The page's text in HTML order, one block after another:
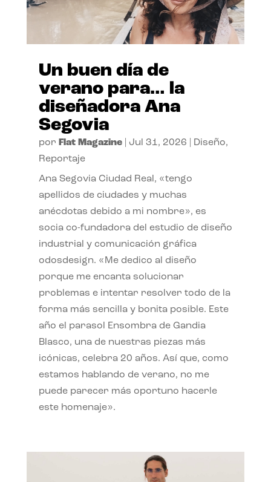
Un buen día de
verano para… la
diseñadora Ana
Segovia
por Flat Magazine| Jul 31, 2026 Diseño,
Reportaje
Ana Segovia Ciudad Real, «tengo
apellidos de ciudades y muchas
anécdotas debido a mi nombre», es
socia co-fundadora del estudio de diseño
industrial y comunicación gráfica
odosdesign. «Me dedico al diseño
porque me encanta solucionar
problemas e intentar resolver todo de la
forma más sencilla y bonita posible. Este
año el parasol Ensombra de Gandia
Blasco, una de nuestras piezas más
icónicas, celebra 20 años. Así que, como
estamos hablando de verano, no me
puede parecer más oportuno hacerle
este homenaje».